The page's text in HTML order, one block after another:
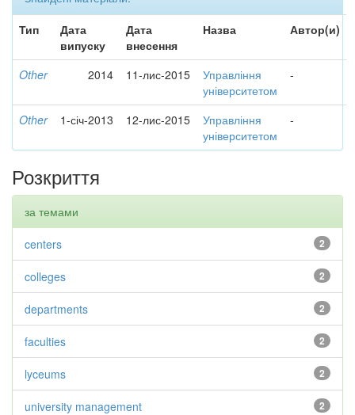
Тип
Дата
випуску
Дата
внесення
Назва Автор(и)
Other 2014 11-лис-2015
Управління
університетом
-
Other 1-січ-2013 12-лис-2015
Управління
університетом
-
Розкриття
за темами
2
centers
2
colleges
2
departments
2
faculties
2
lyceums
2
university management